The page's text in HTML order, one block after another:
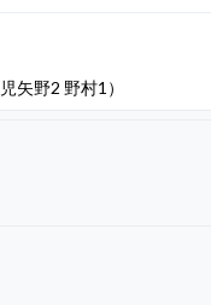
矢野2 野村1）